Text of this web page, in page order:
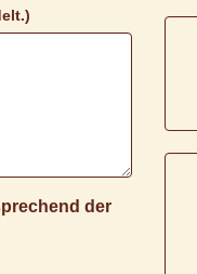
der